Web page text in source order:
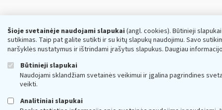
Šioje svetainėje naudojami slapukai(angl. cookies). Būtinieji
sutikimas. Taip pat galite sutikti ir su kitų slapukų naudojimu. Savo
naršyklės nustatymus ir ištrindami įrašytus slapukus. Daugiau
Būtinieji slapukai
Naudojami sklandžiam svetainės veikimui ir įgalina pagrindines
veikti.
Analitiniai slapukai